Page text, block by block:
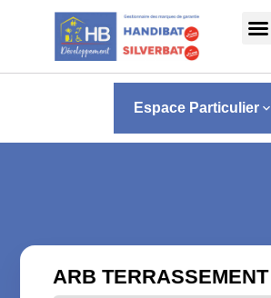
Panneau de gestion des cookies
Espace Particulier keyboard_arrow_down
ARB TERRASSEMENT